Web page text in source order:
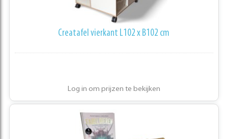
Creatafel vierkant L102 x B102 cm
Log in om prijzen te bekijken